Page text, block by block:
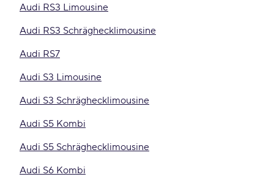
Audi RS3 Limousine
Audi RS3 Schräghecklimousine
Audi RS7
Audi S3 Limousine
Audi S3 Schräghecklimousine
Audi S5 Kombi
Audi S5 Schräghecklimousine
Audi S6 Kombi